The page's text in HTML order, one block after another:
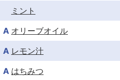
ミント
A オリーブオイル
A レモン汁
A はちみつ